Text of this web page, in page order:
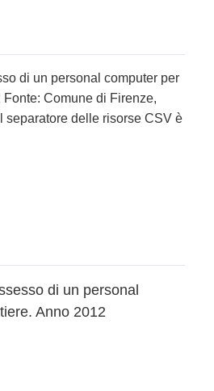
di un personal computer per
Comune di Firenze,
separatore delle risorse CSV è
di un personal
Anno 2012